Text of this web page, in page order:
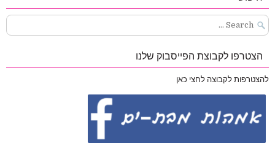
Search
for:
הצטרפו לקבוצת הפייסבוק שלנו
להצטרפות לקבוצה לחצי כאן